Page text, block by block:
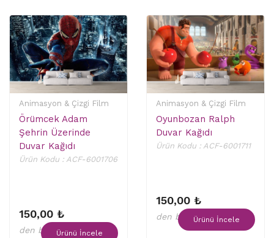
Animasyon & Çizgi Film
Örümcek Adam
Şehrin Üzerinde
Duvar Kağıdı
Ürün Kodu : ACF-6001706
150,00 ₺
den başlayan fiyatlar
Ürünü İncele
Animasyon & Çizgi Film
Oyunbozan Ralph
Duvar Kağıdı
Ürün Kodu : ACF-6001711
150,00 ₺
den başlayan fiyatlar
Ürünü İncele